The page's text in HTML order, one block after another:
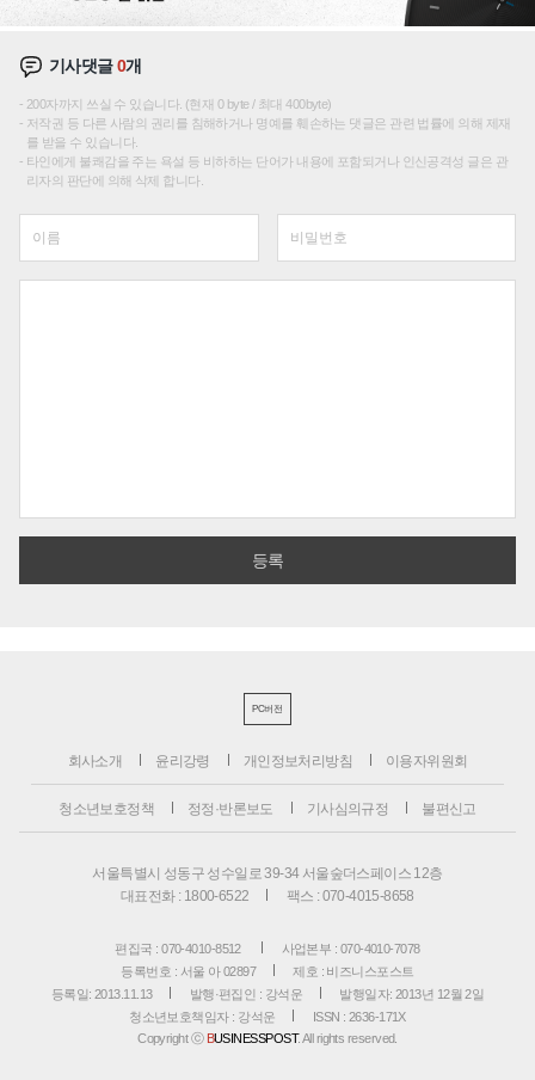
기사댓글0개
200자까지 쓰실 수 있습니다. (현재 0 byte / 최대 400byte)
저작권 등 다른 사람의 권리를 침해하거나 명예를 훼손하는 댓글은 관련 법률에 의해 제재
를 받을 수 있습니다.
타인에게 불쾌감을 주는 욕설 등 비하하는 단어가 내용에 포함되거나 인신공격성 글은 관
리자의 판단에 의해 삭제 합니다.
PC버전
회사소개 윤리강령 개인정보처리방침 이용자위원회
청소년보호정책 정정·반론보도 기사심의규정 불편신고
서울특별시 성동구 성수일로 39-34 서울숲더스페이스 12층
대표전화 : 1800-6522
팩스 : 070-4015-8658
편집국 : 070-4010-8512
사업본부 : 070-4010-7078
등록번호 : 서울 아 02897
제호 : 비즈니스포스트
등록일: 2013.11.13
발행·편집인 : 강석운
발행일자: 2013년 12월 2일
청소년보호책임자 : 강석운
ISSN : 2636-171X
Copyright ⓒ BUSINESSPOST. All rights reserved.